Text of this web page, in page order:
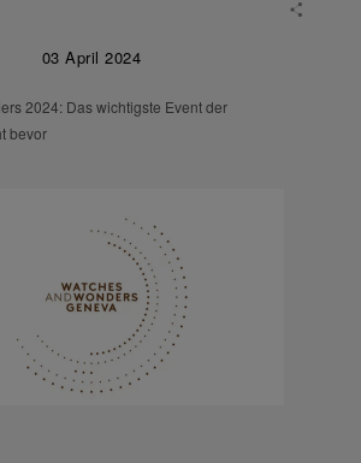
03 April 2024
2024: Das wichtigste Event der
bevor